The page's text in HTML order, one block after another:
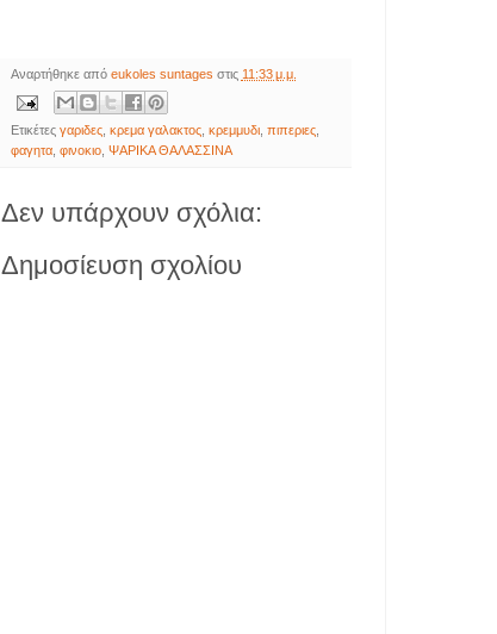
Αναρτήθηκε από eukoles suntages στις 11:33 μ.μ.
Ετικέτες γαριδες, κρεμα γαλακτος, κρεμμυδι, πιπεριες,
φαγητα, φινοκιο, ΨΑΡΙΚΑ ΘΑΛΑΣΣΙΝΑ
Δεν υπάρχουν σχόλια:
Δημοσίευση σχολίου